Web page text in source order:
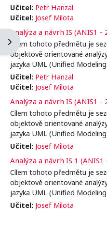
Apri il cassetto del blocco
Učitel: Petr Hanzal
Učitel: Josef Milota
Analýza a návrh IS (ANIS1 -
Cílem tohoto předmětu je
objektově orientované
jazyka UML (Unified
Učitel: Petr Hanzal
Učitel: Josef Milota
Analýza a návrh IS (ANIS1 -
Cílem tohoto předmětu je
objektově orientované
jazyka UML (Unified
Učitel: Josef Milota
Analýza a návrh IS 1 (ANIS1
Cílem tohoto předmětu je
objektově orientované
jazyka UML (Unified
Učitel: Josef Milota